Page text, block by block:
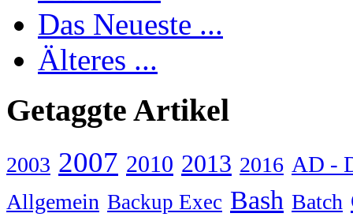
Das Neueste ...
Älteres ...
Getaggte Artikel
2003 2007 2010 2013 2016 AD -
Allgemein Backup Exec Bash Batch